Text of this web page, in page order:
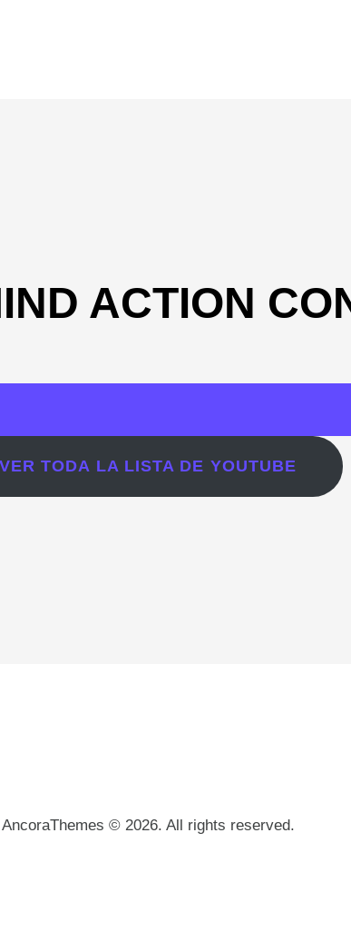
ACTION
VER TODA LA LISTA DE YOUTUBE
AncoraThemes © 2026. All rights reserved.